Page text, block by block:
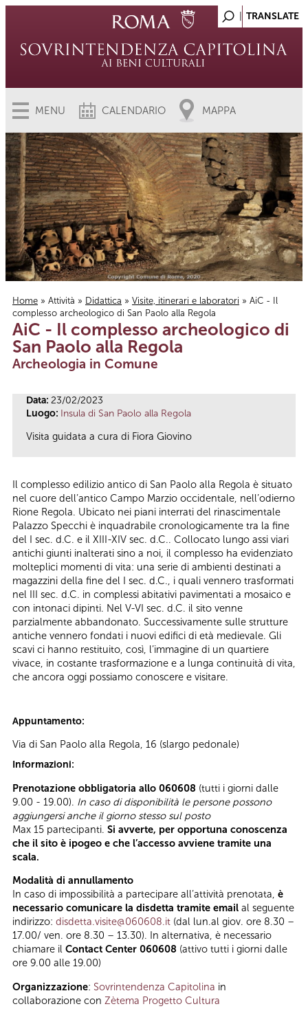
MENU CALENDARIO MAPPA
Tu sei qui
Home » Attività » Didattica » Visite, itinerari e laboratori » AiC - Il
complesso archeologico di San Paolo alla Regola
AiC - Il complesso archeologico di
San Paolo alla Regola
Archeologia in Comune
Data: 23/02/2023
Luogo: Insula di San Paolo alla Regola
Visita guidata a cura di Fiora Giovino
Il complesso edilizio antico di San Paolo alla Regola è situato
nel cuore dell’antico Campo Marzio occidentale, nell’odierno
Rione Regola. Ubicato nei piani interrati del rinascimentale
Palazzo Specchi è inquadrabile cronologicamente tra la fine
del I sec. d.C. e il XIII-XIV sec. d.C.. Collocato lungo assi viari
antichi giunti inalterati sino a noi, il complesso ha evidenziato
molteplici momenti di vita: una serie di ambienti destinati a
magazzini della fine del I sec. d.C., i quali vennero trasformati
nel III sec. d.C. in complessi abitativi pavimentati a mosaico e
con intonaci dipinti. Nel V-VI sec. d.C. il sito venne
parzialmente abbandonato. Successivamente sulle strutture
antiche vennero fondati i nuovi edifici di età medievale. Gli
scavi ci hanno restituito, così, l’immagine di un quartiere
vivace, in costante trasformazione e a lunga continuità di vita,
che ancora oggi possiamo conoscere e visitare.
Appuntamento:
Via di San Paolo alla Regola, 16 (slargo pedonale)
Informazioni:
Prenotazione obbligatoria allo 060608 (tutti i giorni dalle
9.00 - 19.00). In caso di disponibilità le persone possono
aggiungersi anche il giorno stesso sul posto
Max 15 partecipanti. Si avverte, per opportuna conoscenza
che il sito è ipogeo e che l’accesso avviene tramite una
scala.
Modalità di annullamento
In caso di impossibilità a partecipare all’attività prenotata, è
necessario comunicare la disdetta tramite email al seguente
indirizzo: disdetta.visite@060608.it (dal lun.al giov. ore 8.30 –
17.00/ ven. ore 8.30 – 13.30). In alternativa, è necessario
chiamare il Contact Center 060608 (attivo tutti i giorni dalle
ore 9.00 alle 19.00)
Organizzazione: Sovrintendenza Capitolina in
collaborazione con Zètema Progetto Cultura